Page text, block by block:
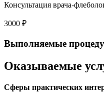
Консультация врача-
3000 ₽
Выполняемые
Оказываемые
Сферы практических